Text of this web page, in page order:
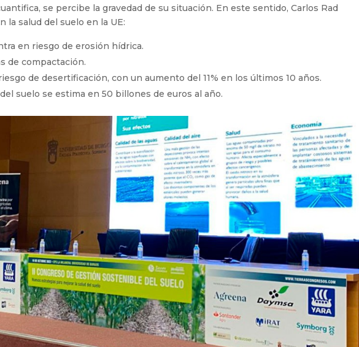
se percibe la gravedad de su situación. En este sentido, Carlos Rad
la salud del suelo en la UE:
en riesgo de erosión hídrica.
de compactación.
de desertificación, con un aumento del 11% en los últimos 10 años.
suelo se estima en 50 billones de euros al año.